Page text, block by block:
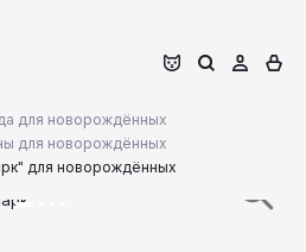
для новорождённых
для новорождённых
для новорождённых